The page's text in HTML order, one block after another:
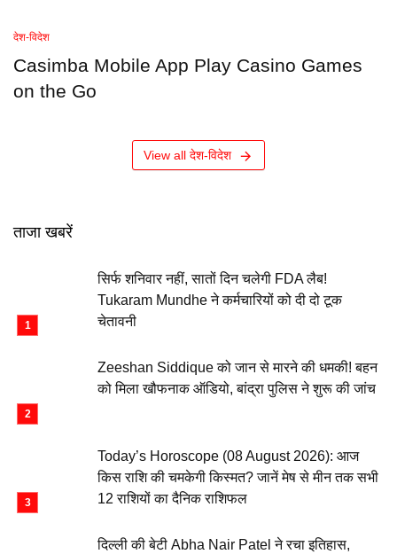
देश-विदेश
Casimba Mobile App Play Casino Games
on the Go
View all देश-विदेश
ताजा खबरें
सिर्फ शनिवार नहीं, सातों दिन चलेगी FDA लैब!
Tukaram Mundhe ने कर्मचारियों को दी दो टूक
चेतावनी
Zeeshan Siddique को जान से मारने की धमकी! बहन
को मिला खौफनाक ऑडियो, बांद्रा पुलिस ने शुरू की जांच
Today’s Horoscope (08 August 2026): आज
किस राशि की चमकेगी किस्मत? जानें मेष से मीन तक सभी
12 राशियों का दैनिक राशिफल
दिल्ली की बेटी Abha Nair Patel ने रचा इतिहास,